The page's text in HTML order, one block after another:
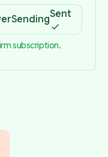
SendingSent
subscription.